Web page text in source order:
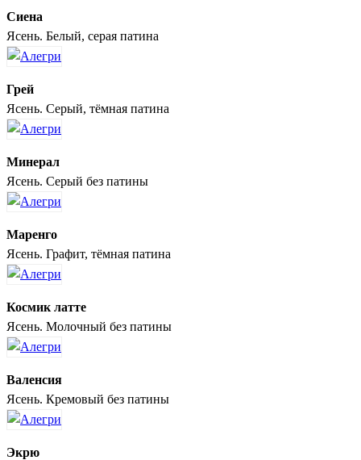
Сиена
Ясень. Белый, серая патина
Грей
Ясень. Серый, тёмная патина
Минерал
Ясень. Серый без патины
Маренго
Ясень. Графит, тёмная патина
Космик латте
Ясень. Молочный без патины
Валенсия
Ясень. Кремовый без патины
Экрю